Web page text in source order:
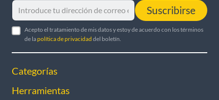
Suscribirse
Acepto el tratamiento de mis datos y estoy de acuerdo con los términos
de lapolítica de privacidad del boletín.
Categorías
Herramientas